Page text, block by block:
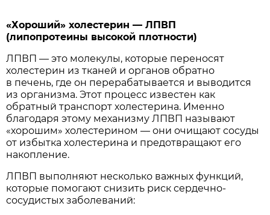
«Хороший» холестерин — ЛПВП
(липопротеины высокой плотности)
ЛПВП — это молекулы, которые переносят
холестерин из тканей и органов обратно
в печень, где он перерабатывается и выводится
из организма. Этот процесс известен как
обратный транспорт холестерина. Именно
благодаря этому механизму ЛПВП называют
«хорошим» холестерином — они очищают сосуды
от избытка холестерина и предотвращают его
накопление.
ЛПВП выполняют несколько важных функций,
которые помогают снизить риск сердечно-
сосудистых заболеваний: